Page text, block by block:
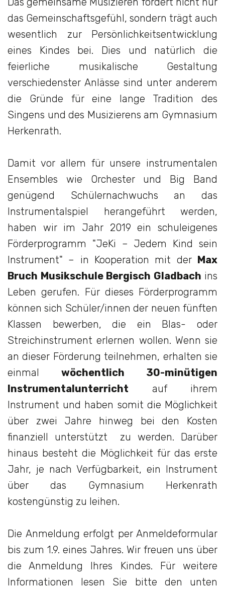
das Gemeinschaftsgefühl, sondern trägt auch
wesentlich zur Persönlichkeitsentwicklung
eines Kindes bei. Dies und natürlich die
feierliche musikalische Gestaltung
verschiedenster Anlässe sind unter anderem
die Gründe für eine lange Tradition des
Singens und des Musizierens am Gymnasium
Herkenrath.
Damit vor allem für unsere instrumentalen
Ensembles wie Orchester und Big Band
genügend Schülernachwuchs an das
Instrumentalspiel herangeführt werden,
haben wir im Jahr 2019 ein schuleigenes
Förderprogramm "JeKi – Jedem Kind sein
Instrument" – in Kooperation mit der Max
Bruch Musikschule Bergisch Gladbach ins
Leben gerufen. Für dieses Förderprogramm
können sich Schüler/innen der neuen fünften
Klassen bewerben, die ein Blas- oder
Streichinstrument erlernen wollen. Wenn sie
an dieser Förderung teilnehmen, erhalten sie
einmal wöchentlich 30-minütigen
Instrumentalunterricht auf ihrem
Instrument und haben somit die Möglichkeit
über zwei Jahre hinweg bei den Kosten
finanziell unterstützt zu werden. Darüber
hinaus besteht die Möglichkeit für das erste
Jahr, je nach Verfügbarkeit, ein Instrument
über das Gymnasium Herkenrath
kostengünstig zu leihen.
Die Anmeldung erfolgt per Anmeldeformular
bis zum 1.9. eines Jahres. Wir freuen uns über
die Anmeldung Ihres Kindes. Für weitere
Informationen lesen Sie bitte den unten